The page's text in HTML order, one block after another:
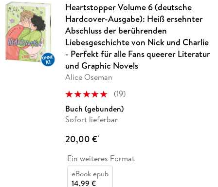
Heartstopper Volume 6 (deutsche
Hardcover-Ausgabe): Heiß ersehnter
Abschluss der berührenden
Liebesgeschichte von Nick und Charlie
- Perfekt für alle Fans queerer Literatur
und Graphic Novels
Alice Oseman
(19)
Buch (gebunden)
Sofort lieferbar
20,00 €*
Ein weiteres Format
eBook epub
14,99 €